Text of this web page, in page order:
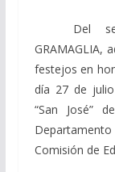
Del
GRAMAGLIA,
festejos en
día 27 de
“San José”
Comisión de